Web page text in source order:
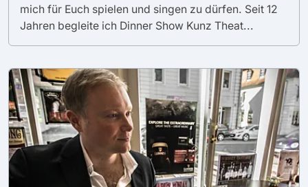
mich für Euch spielen und singen zu dürfen. Seit 12
Jahren begleite ich Dinner Show Kunz Theat...